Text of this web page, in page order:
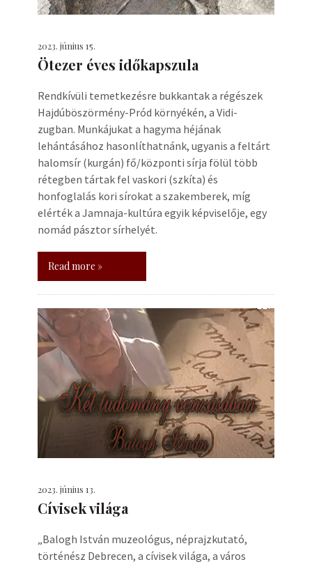
2023. június 15.
Ötezer éves időkapszula
Rendkívüli temetkezésre bukkantak a régészek
Hajdúböszörmény-Pród környékén, a Vidi-
zugban. Munkájukat a hagyma héjának
lehántásához hasonlíthatnánk, ugyanis a feltárt
halomsír (kurgán) fő/központi sírja fölül több
rétegben tártak fel vaskori (szkíta) és
honfoglalás kori sírokat a szakemberek, míg
elérték a Jamnaja-kultúra egyik képviselője, egy
nomád pásztor sírhelyét.
Read more »
2023. június 13.
Cívisek világa
„Balogh István muzeológus, néprajzkutató,
történész Debrecen, a cívisek világa, a város